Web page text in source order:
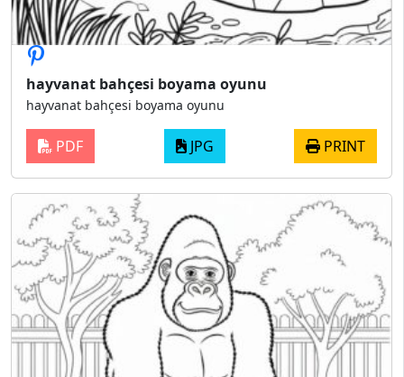
hayvanat bahçesi boyama oyunu
hayvanat bahçesi boyama oyunu
PDF JPG PRINT